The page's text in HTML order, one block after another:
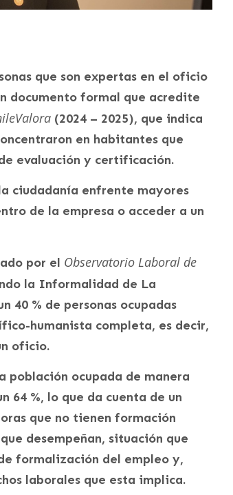
que son expertas en el oficio
documento formal que acredite
(2024 – 2025), que indica
en habitantes que
evaluación y certificación.
ciudadanía enfrente mayores
de la empresa o acceder a un
por el Observatorio Laboral de
la Informalidad de La
40 % de personas ocupadas
humanista completa, es decir,
oficio.
población ocupada de manera
64 %, lo que da cuenta de un
que no tienen formación
desempeñan, situación que
formalización del empleo y,
laborales que esta implica.